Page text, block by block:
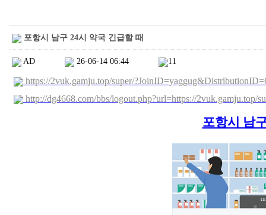
포항시 남구 24시 약국 긴급할 때
AD 26-06-14 06:44 11
https://2vuk.gamju.top/super/
http://dg4668.com/bbs/logout.php?url=https://2vuk.gamju.top/
포항시 남